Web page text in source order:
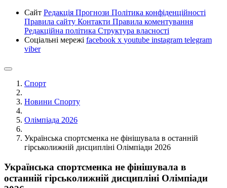
Сайт Редакція Прогнози Політика конфіденційності
Правила сайту Контакти Правила коментування
Редакційна політика Структура власності
Соціальні мережі facebook x youtube instagram telegram
viber
Спорт
Новини Спорту
Олімпіада 2026
Українська спортсменка не фінішувала в останній
гірськолижній дисципліні Олімпіади 2026
Українська спортсменка не фінішувала в
останній гірськолижній дисципліні Олімпіади